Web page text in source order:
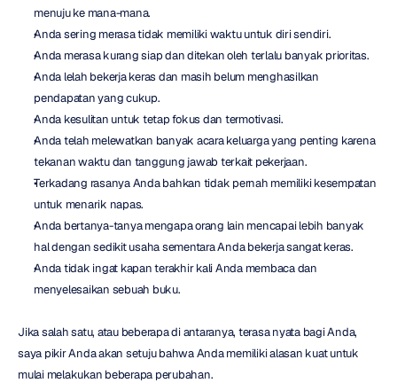
menuju ke mana-mana.
Anda sering merasa tidak memiliki waktu untuk diri sendiri.
Anda merasa kurang siap dan ditekan oleh terlalu banyak prioritas.
Anda lelah bekerja keras dan masih belum menghasilkan
pendapatan yang cukup.
Anda kesulitan untuk tetap fokus dan termotivasi.
Anda telah melewatkan banyak acara keluarga yang penting karena
tekanan waktu dan tanggung jawab terkait pekerjaan.
Terkadang rasanya Anda bahkan tidak pernah memiliki kesempatan
untuk menarik napas.
Anda bertanya-tanya mengapa orang lain mencapai lebih banyak
hal dengan sedikit usaha sementara Anda bekerja sangat keras.
Anda tidak ingat kapan terakhir kali Anda membaca dan
menyelesaikan sebuah buku.
Jika salah satu, atau beberapa di antaranya, terasa nyata bagi Anda,
saya pikir Anda akan setuju bahwa Anda memiliki alasan kuat untuk
mulai melakukan beberapa perubahan.